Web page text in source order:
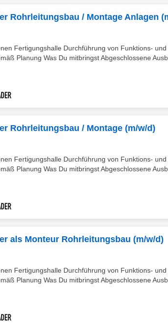
Rohrleitungsbau / Montage Anlagen
Fertigungshalle Durchführung von Funktions- und
Planung Was Du mitbringst Abgeschlossene
Rohrleitungsbau / Montage (m/w/d)
Fertigungshalle Durchführung von Funktions- und
Planung Was Du mitbringst Abgeschlossene
als Monteur Rohrleitungsbau (m/w/d)
Fertigungshalle Durchführung von Funktions- und
Planung Was Du mitbringst Abgeschlossene